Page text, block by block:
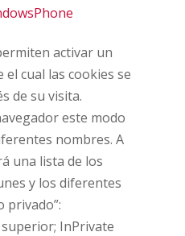
activar un
cual las cookies se
de su visita.
este modo
nombres. A
una lista de los
y los diferentes
privado”:
InPrivate